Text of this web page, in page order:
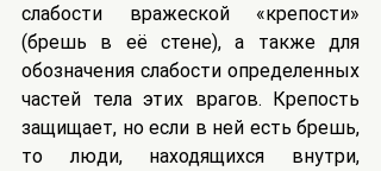
слабости вражеской «крепости»
(брешь в её стене), а также для
обозначения слабости определенных
частей тела этих врагов. Крепость
защищает, но если в ней есть брешь,
то люди, находящихся внутри,